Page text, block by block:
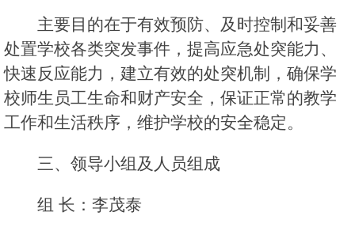
主要目的在于有效预防、及时控制和妥善
处置学校各类突发事件，提高应急处突能力、
快速反应能力，建立有效的处突机制，确保学
校师生员工生命和财产安全，保证正常的教学
工作和生活秩序，维护学校的安全稳定。
三、领导小组及人员组成
组 长：李茂泰